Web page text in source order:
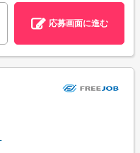
応募画面に進む